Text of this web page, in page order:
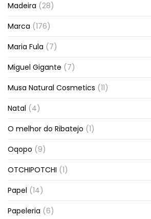
Madeira (28)
Marca (176)
Maria Fula (7)
Miguel Gigante (7)
Musa Natural Cosmetics (11)
Natal (4)
O melhor do Ribatejo (1)
Oqopo (9)
OTCHIPOTCHI (1)
Papel (14)
Papeleria (6)